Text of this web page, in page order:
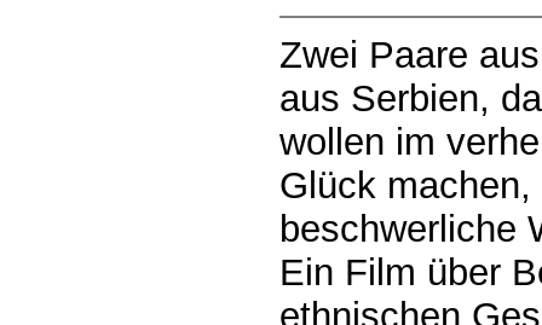
Zwei Paare
aus Serbien,
wollen im
Glück
beschwerliche
Ein Film über
ethnischen